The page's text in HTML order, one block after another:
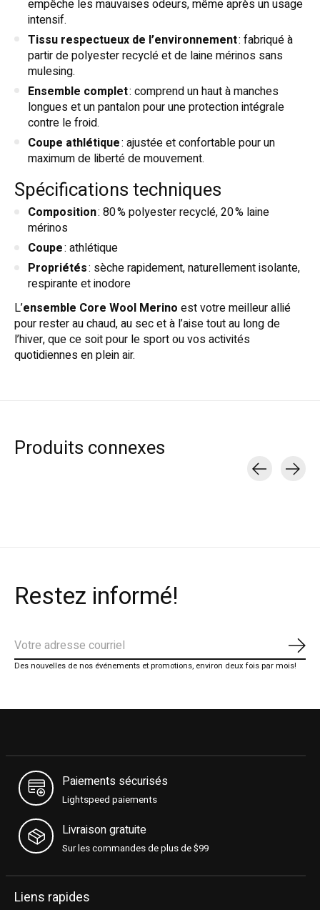
empêche les mauvaises odeurs, même après un usage
intensif.
Tissu respectueux de l’environnement: fabriqué à
partir de polyester recyclé et de laine mérinos sans
mulesing.
Ensemble complet: comprend un haut à manches
longues et un pantalon pour une protection intégrale
contre le froid.
Coupe athlétique: ajustée et confortable pour un
maximum de liberté de mouvement.
Spécifications techniques
Composition: 80 % polyester recyclé, 20 % laine
mérinos
Coupe: athlétique
Propriétés: sèche rapidement, naturellement isolante,
respirante et inodore
L’ensemble Core Wool Merino est votre meilleur allié
pour rester au chaud, au sec et à l’aise tout au long de
l’hiver, que ce soit pour le sport ou vos activités
quotidiennes en plein air.
Produits connexes
Restez informé!
Des nouvelles de nos événements et promotions, environ deux fois par mois!
Paiements sécurisés
Lightspeed paiements
Livraison gratuite
Sur les commandes de plus de $99
Liens rapides